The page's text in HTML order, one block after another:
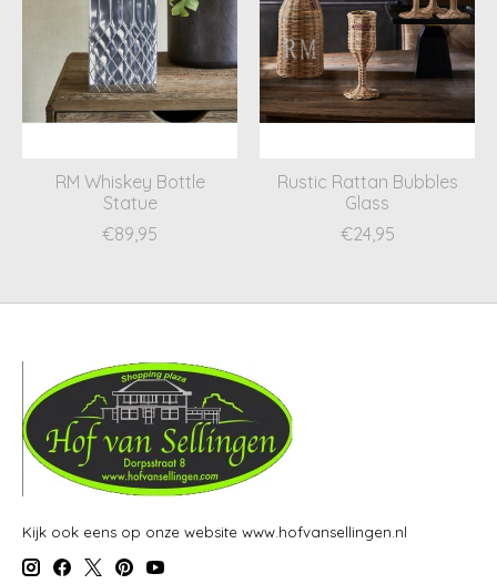
RM Whiskey Bottle
Statue
€89,95
Rustic Rattan Bubbles
Glass
€24,95
Kijk ook eens op onze website www.hofvansellingen.nl